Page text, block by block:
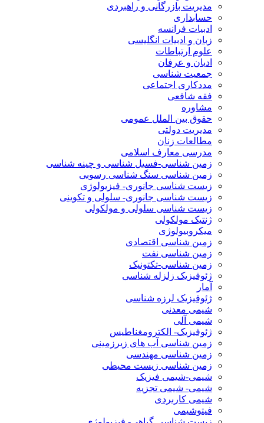
مدیریت بازرگانی و راهبردی
حسابداری
ادبیات فرانسه
زبان و ادبیات انگلیسی
علوم ارتباطات
ادیان و عرفان
جمعیت شناسی
مددکاری اجتماعی
فقه شافعی
مشاوره
حقوق بین الملل عمومی
مدیریت دولتی
مطالعات زنان
مدرسی معارف اسلامی
زمین شناسی-فسیل شناسی و چینه شناسی
زمین شناسی سنگ شناسی رسوبی
زیست شناسی جانوری- فیزیولوژی
زیست شناسی جانوری- سلولی و تکوینی
زیست شناسی سلولی و مولکولی
ژنتیک مولکولی
میکروبیولوژی
زمین شناسی اقتصادی
زمین شناسی نفت
زمین شناسی-تکتونیک
ژئوفیزیک زلزله شناسی
آمار
ژئوفیزیک لرزه شناسی
شیمی معدنی
شیمی آلی
ژئوفیزیک- الکترومغناطیس
زمین شناسی آب های زیرزمینی
زمین شناسی مهندسی
زمین شناسی زیست محیطی
شیمی-شیمی فیزیک
شیمی- شیمی تجزیه
شیمی کاربردی
فیتوشیمی